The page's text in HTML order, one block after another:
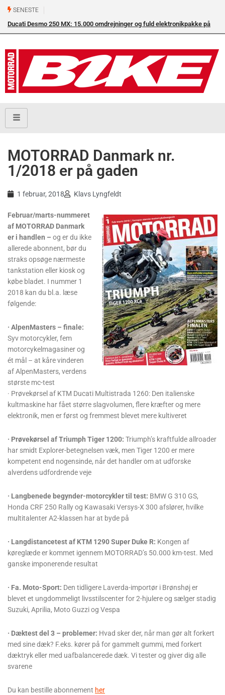
SENESTE
Ducati Desmo 250 MX: 15.000 omdrejninger og fuld elektronikpakke på
MOTORRAD Danmark nr.
1/2018 er på gaden
1 februar, 2018 Klavs Lyngfeldt
Februar/marts-nummeret
af MOTORRAD Danmark
er i handlen – og er du ikke
allerede abonnent, bør du
straks opsøge nærmeste
tankstation eller kiosk og
købe bladet. I nummer 1
2018 kan du bl.a. læse
følgende:
· AlpenMasters – finale:
Syv motorcykler, fem
motorcykelmagasiner og
ét mål – at kåre vinderen
af AlpenMasters, verdens
største mc-test
· Prøvekørsel af KTM Ducati Multistrada 1260: Den italienske
kultmaskine har fået større slagvolumen, flere kræfter og mere
elektronik, men er først og fremmest blevet mere kultiveret
· Prøvekørsel af Triumph Tiger 1200: Triumph’s kraftfulde allroader
har smidt Explorer-betegnelsen væk, men Tiger 1200 er mere
kompetent end nogensinde, når det handler om at udforske
alverdens udfordrende veje
· Langbenede begynder-motorcykler til test: BMW G 310 GS,
Honda CRF 250 Rally og Kawasaki Versys-X 300 afslører, hvilke
multitalenter A2-klassen har at byde på
· Langdistancetest af KTM 1290 Super Duke R: Kongen af
køreglæde er kommet igennem MOTORRAD’s 50.000 km-test. Med
ganske imponerende resultat
· Fa. Moto-Sport: Den tidligere Laverda-importør i Brønshøj er
blevet et ungdommeligt livsstilscenter for 2-hjulere og sælger stadig
Suzuki, Aprilia, Moto Guzzi og Vespa
· Dæktest del 3 – problemer: Hvad sker der, når man gør alt forkert
med sine dæk? F.eks. kører på for gammelt gummi, med forkert
dæktryk eller med uafbalancerede dæk. Vi tester og giver dig alle
svarene
Du kan bestille abonnement her